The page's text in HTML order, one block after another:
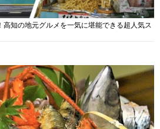
知の地元グルメを一気に堪能できる超人気ス